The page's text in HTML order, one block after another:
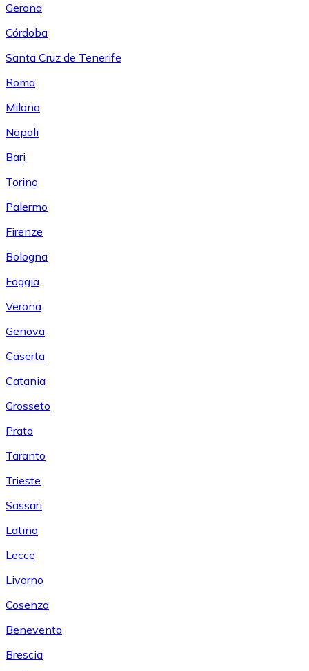
Gerona
Córdoba
Santa Cruz de Tenerife
Roma
Milano
Napoli
Bari
Torino
Palermo
Firenze
Bologna
Foggia
Verona
Genova
Caserta
Catania
Grosseto
Prato
Taranto
Trieste
Sassari
Latina
Lecce
Livorno
Cosenza
Benevento
Brescia